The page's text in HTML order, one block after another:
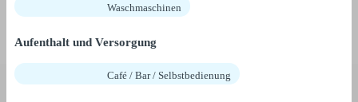
Waschmaschinen
Aufenthalt und Versorgung
Café / Bar / Selbstbedienung